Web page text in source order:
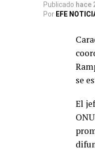
Publicado hace
Por EFE
se
El